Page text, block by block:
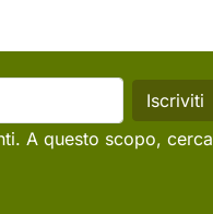
A questo scopo, cerca